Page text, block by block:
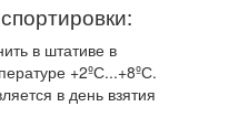
в штативе в
+2ºС...+8ºС.
в день взятия